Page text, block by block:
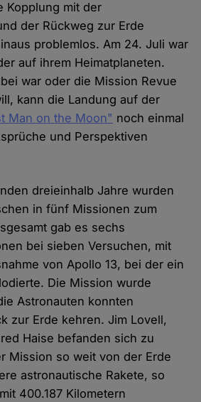
Kopplung mit der
der Rückweg zur Erde
problemlos. Am 24. Juli war
auf ihrem Heimatplaneten.
war oder die Mission Revue
kann die Landung auf der
Man on the Moon" noch einmal
und Perspektiven
dreieinhalb Jahre wurden
in fünf Missionen zum
gab es sechs
bei sieben Versuchen, mit
von Apollo 13, bei der ein
Die Mission wurde
Astronauten konnten
zur Erde kehren. Jim Lovell,
Haise befanden sich zu
Mission so weit von der Erde
astronautische Rakete, so
400.187 Kilometern